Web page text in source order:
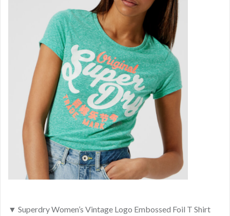
▼ Superdry Women’s Vintage Logo Embossed Foil T Shirt